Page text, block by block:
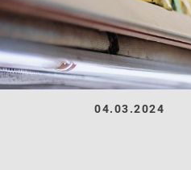
04.03.2024